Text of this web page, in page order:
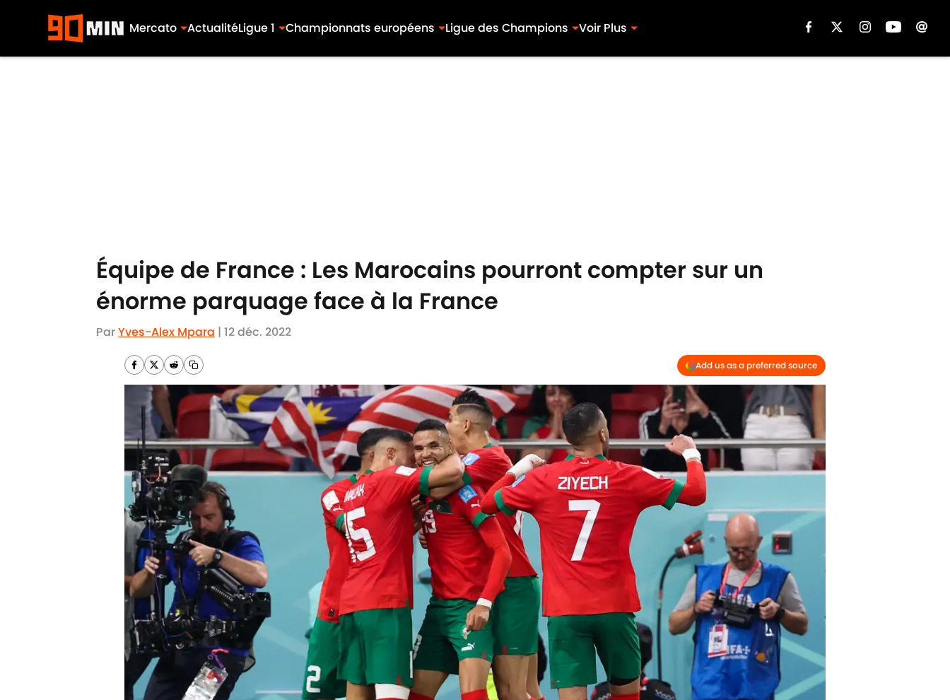
Mercato ActualitéLigue 1 Championnats européens Ligue des Champions Voir Plus
Équipe de France : Les Marocains pourront compter sur un
énorme parquage face à la France
ParYves-Alex Mpara | 12 déc. 2022
Add us as a preferred source